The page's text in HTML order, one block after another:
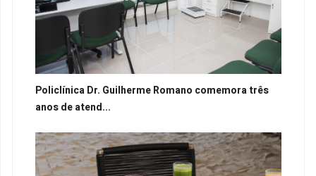
Policlínica Dr. Guilherme Romano comemora três
anos de atend...